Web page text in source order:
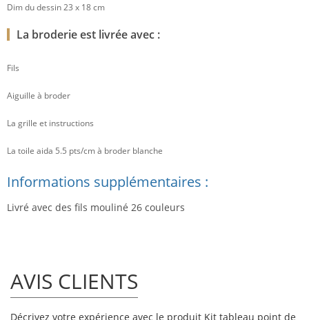
Dim du dessin 23 x 18 cm
La broderie est livrée avec :
Fils
Aiguille à broder
La grille et instructions
La toile aida 5.5 pts/cm à broder blanche
Informations supplémentaires :
Livré avec des fils mouliné 26 couleurs
AVIS CLIENTS
Décrivez votre expérience avec le produit Kit tableau point de